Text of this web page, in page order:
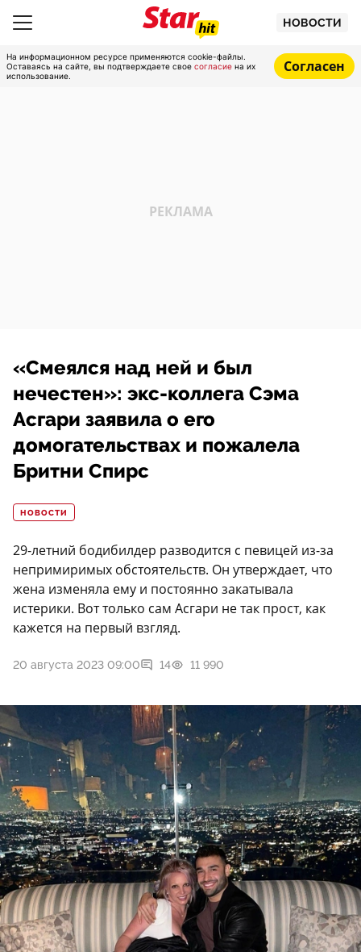
НОВОСТИ
На информационном ресурсе применяются cookie-файлы.
Оставаясь на сайте, вы подтверждаете свое согласие на их
использование.
Согласен
«Смеялся над ней и был
нечестен»: экс-коллега Сэма
Асгари заявила о его
домогательствах и пожалела
Бритни Спирс
НОВОСТИ
29-летний бодибилдер разводится с певицей из-за
непримиримых обстоятельств. Он утверждает, что
жена изменяла ему и постоянно закатывала
истерики. Вот только сам Асгари не так прост, как
кажется на первый взгляд.
20 августа 2023 09:00 14 11 990